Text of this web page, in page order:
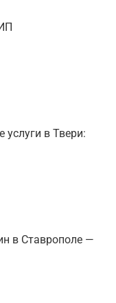
услуги в Твери:
в Ставрополе —